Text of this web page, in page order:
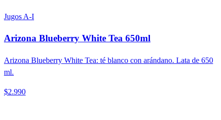
Jugos A-I
Arizona Blueberry White Tea 650ml
Arizona Blueberry White Tea: té blanco con arándano. Lata de 650
ml.
$2.990